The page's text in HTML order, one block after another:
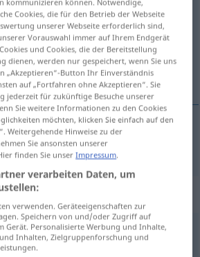
anklicken/antippen)
für "planlos"
Cookies, die für den Betrieb der Webseite
unserer Webseite erforderlich sind,
Vorauswahl immer auf Ihrem Endgerät
und Cookies, die der Bereitstellung
dienen, werden nur gespeichert, wenn Sie uns
„Akzeptieren“-Button Ihr Einverständnis
auf „Fortfahren ohne Akzeptieren“. Sie
jederzeit für zukünftige Besuche unserer
Sie weitere Informationen zu den Cookies
möchten, klicken Sie einfach auf den
Weitergehende Hinweise zu der
Sie ansonsten unserer
Hier finden Sie unserImpressum
verarbeiten Daten, um
verwenden. Geräteeigenschaften zur
Speichern von und/oder Zugriff auf
Gerät. Personalisierte Werbung und Inhalte,
Inhalten, Zielgruppenforschung und